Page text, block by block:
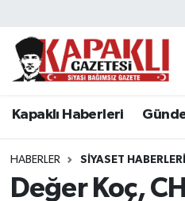
Kapaklı Haberleri
HABERLER SIYASET HABERLERI
Değer Koç,
Kapaklı Haberleri
Asayiş
Spor
Tekirdağ Nöbetçi
Tekirdağ Namaz
Tekirdağ Trafik